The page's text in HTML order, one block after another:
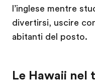
l’inglese mentre
divertirsi, uscire
abitanti del posto.
Le Hawaii nel